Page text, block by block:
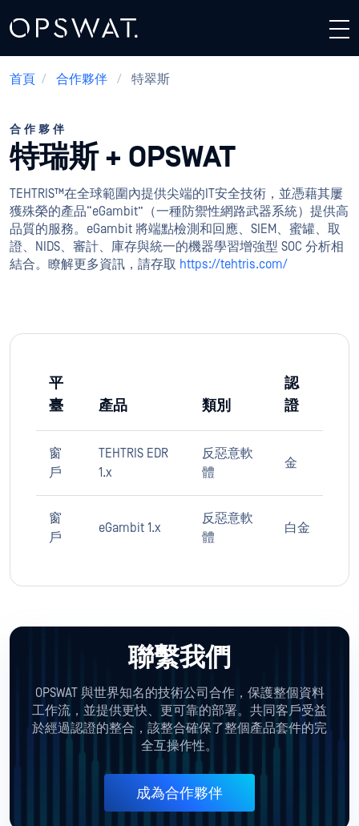
首頁 / 合作夥伴 / 特翠斯
合作夥伴
特瑞斯 + OPSWAT
TEHTRIS™在全球範圍內提供尖端的IT安全技術，並憑藉其屢
獲殊榮的產品“eGambit”（一種防禦性網路武器系統）提供高
品質的服務。eGambit 將端點檢測和回應、SIEM、蜜罐、取
證、NIDS、審計、庫存與統一的機器學習增強型 SOC 分析相
結合。瞭解更多資訊，請存取 https://tehtris.com/
平
臺
產品 類別
認
證
窗
戶
TEHTRIS EDR
1.x
反惡意軟
體
金
窗
戶
eGambit 1.x
反惡意軟
體
白金
聯繫我們
OPSWAT 與世界知名的技術公司合作，保護整個資料
工作流，並提供更快、更可靠的部署。共同客戶受益
於經過認證的整合，該整合確保了整個產品套件的完
全互操作性。
成為合作夥伴